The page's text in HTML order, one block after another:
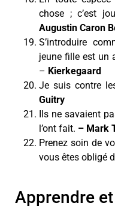
chose ; c’est
Augustin Caron
S’introduire
jeune fille est un
– Kierkegaard
Je suis contre
Guitry
Ils ne savaient
l’ont fait. – Mark
Prenez soin de
vous êtes obligé
Apprendre